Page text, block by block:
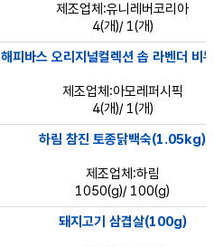
제조업체:유니레버코리아
4(개)/ 1(개)
해피바스 오리지널컬렉션 솝 라벤더 비
제조업체:아모레퍼시픽
4(개)/ 1(개)
하림 참진 토종닭백숙(1.05kg)
제조업체:하림
1050(g)/ 100(g)
돼지고기 삼겹살(100g)